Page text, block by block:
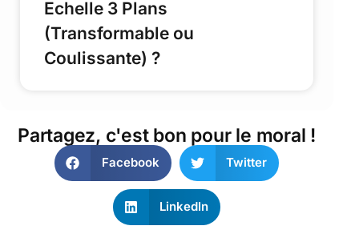
Echelle 3 Plans
(Transformable ou
Coulissante) ?
Partagez, c'est bon pour le moral !
Facebook Twitter
LinkedIn